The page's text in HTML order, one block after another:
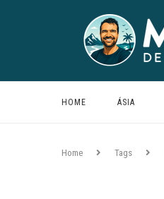
HOME ÁSIA
Home Tags